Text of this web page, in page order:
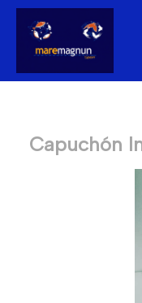
Capuchón